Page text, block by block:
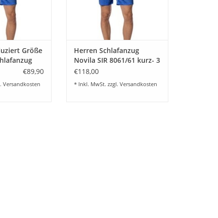
64 lieferbar.
HINZUFÜGEN
Größe
61 kurz-
€89,90
Versandkosten
ZUM WARENKORB HINZUFÜGEN
Herren Schlafanzug
Novila SIR 8061/61 kurz- 3
Farbstellungen
€118,00
* Inkl. MwSt. zzgl. Versandkosten